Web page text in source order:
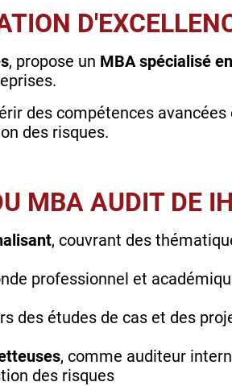
, propose un MBA spécialisé
des compétences avancées
des risques.
MBA AUDIT DE
, couvrant des
professionnel et
des études de cas et des
, comme auditeur
des risques